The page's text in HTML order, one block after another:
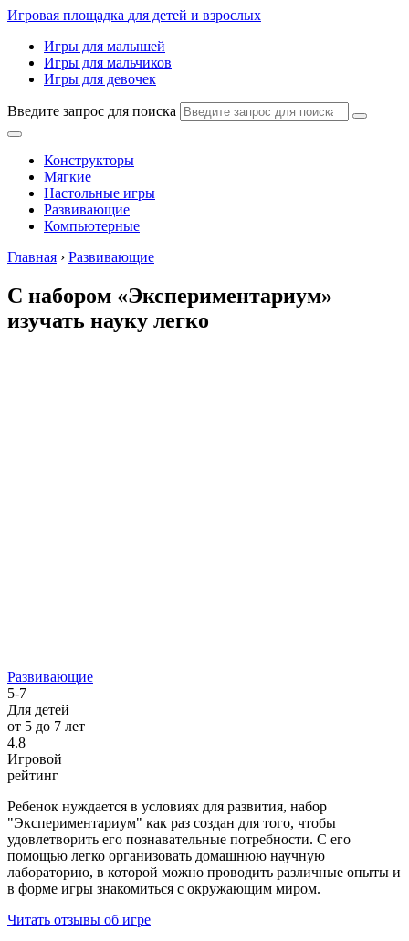
Игровая площадка для детей и взрослых
Игры для малышей
Игры для мальчиков
Игры для девочек
Введите запрос для поиска
Конструкторы
Мягкие
Настольные игры
Развивающие
Компьютерные
Главная › Развивающие
С набором «Экспериментариум»
изучать науку легко
Развивающие
5-7
Для детей
от 5 до 7 лет
4.8
Игровой
рейтинг
Ребенок нуждается в условиях для развития, набор
"Экспериментариум" как раз создан для того, чтобы
удовлетворить его познавательные потребности. С его
помощью легко организовать домашнюю научную
лабораторию, в которой можно проводить различные опыты и
в форме игры знакомиться с окружающим миром.
Читать отзывы об игре